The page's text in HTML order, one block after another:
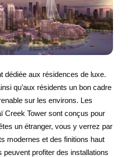
dédiée aux résidences de luxe.
qu’aux résidents un bon cadre
sur les environs. Les
Creek Tower sont conçus pour
un étranger, vous y verrez par
modernes et des finitions haut
profiter des installations